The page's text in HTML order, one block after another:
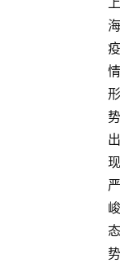
海
疫
情
形
势
出
现
严
峻
态
势